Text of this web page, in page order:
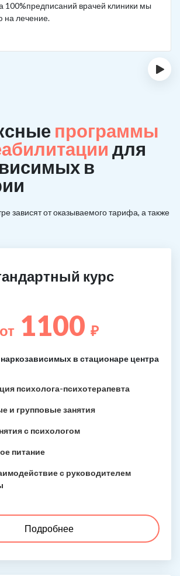
100%предписаний врачей клиники мы
на лечение.
›
программы
для
в
зависят от оказываемого тарифа, а также
курс
от 1100 ₽
в стационаре центра
психолога-психотерапевта
и групповые занятия
с психологом
питание
с руководителем
Подробнее